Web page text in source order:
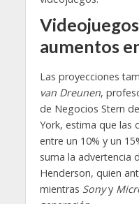
aumentos
Las proyecciones
van Dreunen,
de Negocios Stern
York, estima que las
entre un 10% y un
suma la advertencia
Henderson, quien
mientras Sonyy